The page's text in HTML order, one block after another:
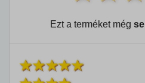
Ezt a terméket még